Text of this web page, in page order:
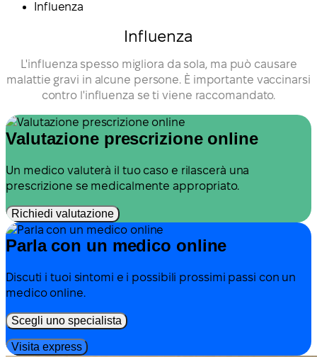
Influenza
Influenza
L'influenza spesso migliora da sola, ma può causare
malattie gravi in alcune persone. È importante vaccinarsi
contro l'influenza se ti viene raccomandato.
Valutazione prescrizione online
Un medico valuterà il tuo caso e rilascerà una
prescrizione se medicalmente appropriato.
Richiedi valutazione
Parla con un medico online
Discuti i tuoi sintomi e i possibili prossimi passi con un
medico online.
Scegli uno specialista
Visita express